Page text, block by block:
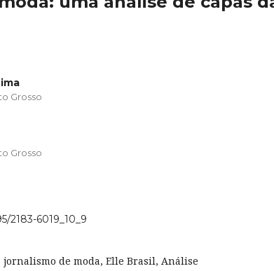
Grosso
Grosso
2183-6019_10_9
jornalismo de moda, Elle Brasil, Análise